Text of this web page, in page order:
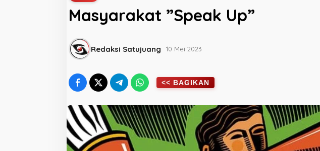
Masyarakat ”Speak Up”
Redaksi Satujuang 10 Mei 2023